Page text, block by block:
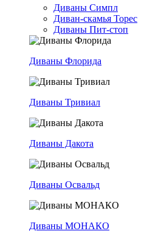
Диваны Симпл
Диван-скамья Торес
Диваны Пит-стоп
Диваны Флорида
Диваны Тривиал
Диваны Дакота
Диваны Освальд
Диваны МОНАКО